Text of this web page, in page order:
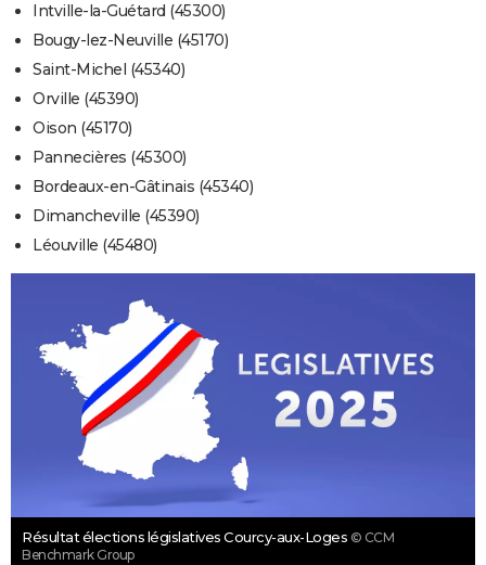
Intville-la-Guétard (45300)
Bougy-lez-Neuville (45170)
Saint-Michel (45340)
Orville (45390)
Oison (45170)
Pannecières (45300)
Bordeaux-en-Gâtinais (45340)
Dimancheville (45390)
Léouville (45480)
Résultat élections législatives Courcy-aux-Loges © CCM
Benchmark Group